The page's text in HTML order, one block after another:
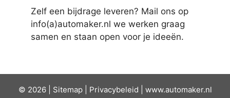
Zelf een bijdrage leveren? Mail ons op
info(a)automaker.nl we werken graag
samen en staan open voor je ideeën.
© 2026 | Sitemap| Privacybeleid www.automaker.nl